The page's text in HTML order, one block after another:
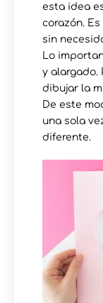
esta idea
corazón.
sin
Lo
y alargado.
dibujar la
De este
una sola
diferente.